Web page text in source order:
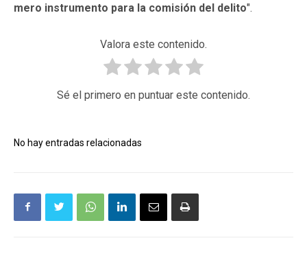
mero instrumento para la comisión del delito".
Valora este contenido.
Sé el primero en puntuar este contenido.
No hay entradas relacionadas